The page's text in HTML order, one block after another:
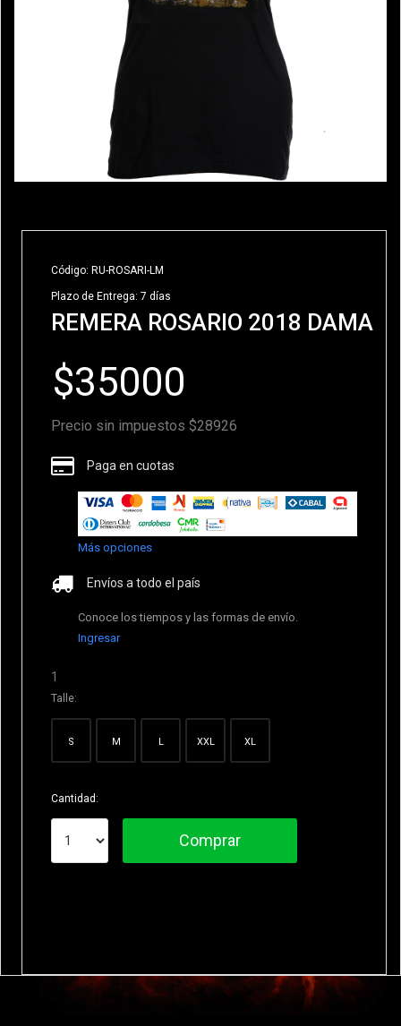
Código: RU-ROSARI-LM
Plazo de Entrega: 7 días
REMERA ROSARIO 2018 DAMA
Precio sin impuestos $28926
Paga en cuotas
Más opciones
Envíos a todo el país
Conoce los tiempos y las formas de envío.
Ingresar
1
Talle:
S M L XXL XL
Cantidad:
Comprar